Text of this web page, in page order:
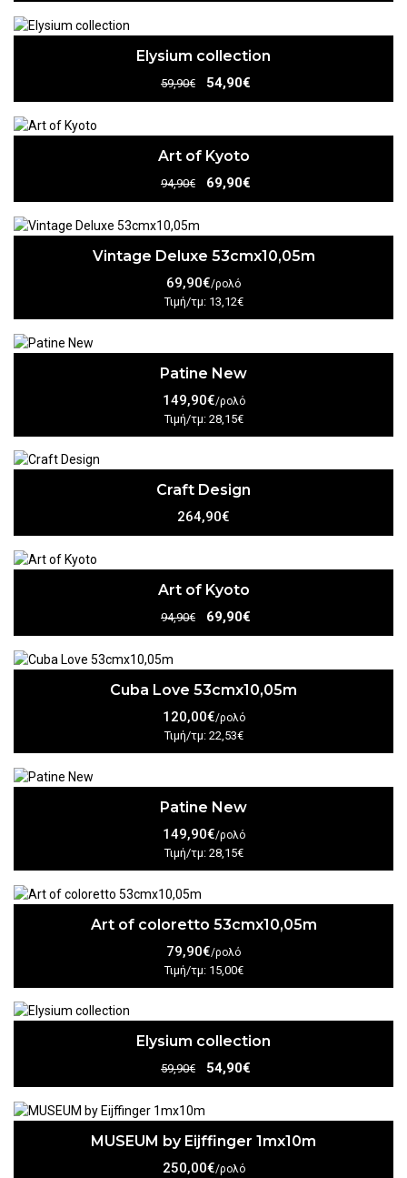
Elysium collection
59,90€ 54,90€
Art of Kyoto
94,90€ 69,90€
Vintage Deluxe 53cmx10,05m
69,90€/ρολό
Τιμή/τμ: 13,12€
Patine New
149,90€/ρολό
Τιμή/τμ: 28,15€
Craft Design
264,90€
Art of Kyoto
94,90€ 69,90€
Cuba Love 53cmx10,05m
120,00€/ρολό
Τιμή/τμ: 22,53€
Patine New
149,90€/ρολό
Τιμή/τμ: 28,15€
Art of coloretto 53cmx10,05m
79,90€/ρολό
Τιμή/τμ: 15,00€
Elysium collection
59,90€ 54,90€
MUSEUM by Eijffinger 1mx10m
250,00€/ρολό